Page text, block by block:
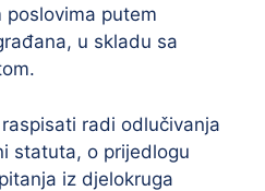
poslovima putem
u skladu sa
radi odlučivanja
statuta, o prijedlogu
iz djelokruga